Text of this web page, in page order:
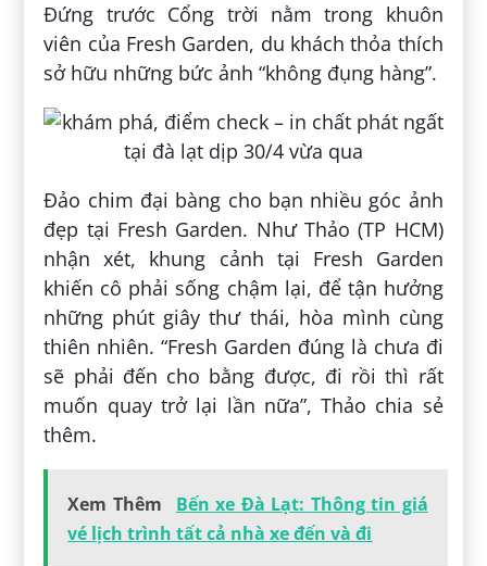
Đứng trước Cổng trời nằm trong khuôn
viên của Fresh Garden, du khách thỏa thích
sở hữu những bức ảnh “không đụng hàng”.
Đảo chim đại bàng cho bạn nhiều góc ảnh
đẹp tại Fresh Garden. Như Thảo (TP HCM)
nhận xét, khung cảnh tại Fresh Garden
khiến cô phải sống chậm lại, để tận hưởng
những phút giây thư thái, hòa mình cùng
thiên nhiên. “Fresh Garden đúng là chưa đi
sẽ phải đến cho bằng được, đi rồi thì rất
muốn quay trở lại lần nữa”, Thảo chia sẻ
thêm.
Xem Thêm
Bến xe Đà Lạt: Thông tin giá
vé lịch trình tất cả nhà xe đến và đi